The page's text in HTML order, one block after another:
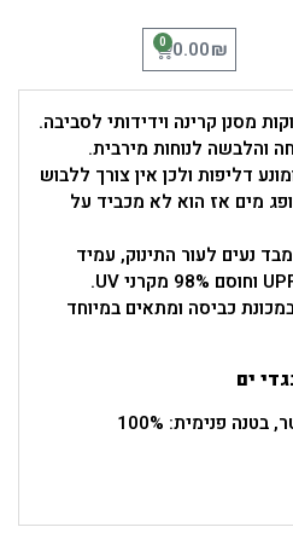
0.00₪
0
מסנן קרינה וידידותי לסביבה.
והלבשה לנוחות מירבית.
דליפות ולכן אין צורך ללבוש
מים אז הוא לא מכביד על
נעים לעור התינוק, עמיד
כביסה ומתאים במיוחד
ים
חומר: ציפוי: 100% פוליאסטר, בטנה פנימית: 100%